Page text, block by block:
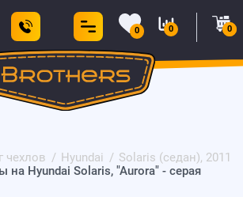
0 0 0
чехлов Hyundai
Solaris (седан), 2011
на Hyundai Solaris, "Aurora" - серая